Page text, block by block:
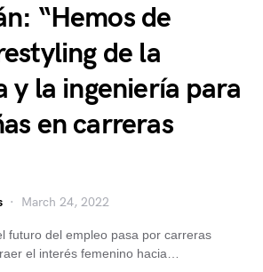
“Hemos de
de la
y la ingeniería para
en carreras
March 24, 2022
futuro del empleo pasa por carreras
el interés femenino hacia…